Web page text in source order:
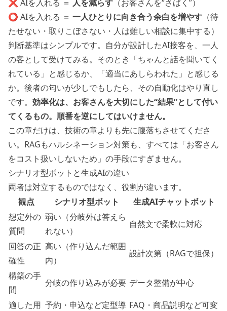
❌ AIを入れる ＝ 人を減らす （お客さんを“さばく”）
⭕ AIを入れる ＝ 一人ひとりに向き合う余白を増やす （待
たせない・取りこぼさない・人は難しい相談に集中する）
判断基準はシンプルです。自分が設計したAI接客を、一人
の客として受けてみる。そのとき「ちゃんと話を聞いてく
れている」と感じるか、「適当にあしらわれた」と感じる
か。後者の匂いが少しでもしたら、その自動化はやり直し
です。 効率化は、お客さんを大切にした“結果”として付い
てくるもの。順番を逆にしてはいけません。
この章だけは、技術の章よりも先に腹落ちさせてくださ
い。RAGもハルシネーション対策も、すべては「お客さん
をコスト扱いしないため」の手段にすぎません。
シナリオ型ボットと生成AIの違い
両者は対立するものではなく、役割が違います。
観点
シナリオ型ボット
生成AIチャットボット
想定外の
質問
弱い（分岐外は答えら
れない）
自然文で柔軟に対応
回答の正
確性
高い（作り込んだ範囲
内）
設計次第（RAGで担保）
構築の手
間
分岐の作り込みが必要 データ整備が中心
適した用 予約・申込など定型導 FAQ・商品説明など可変